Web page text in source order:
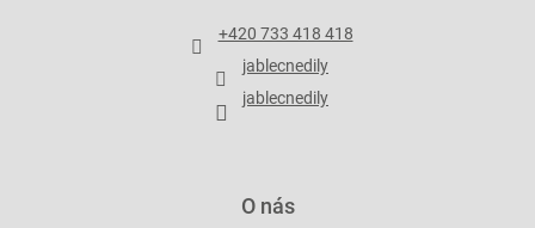
r
v
k
y
s
+420 733 418 418
jablecnedily
jablecnedily
O nás